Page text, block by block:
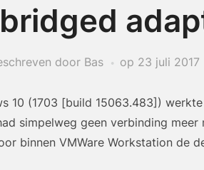
bridged
door Bas op 23 juli 2017
10 (1703 [build 15063.483])
simpelweg geen verbinding
binnen VMWare Workstation de